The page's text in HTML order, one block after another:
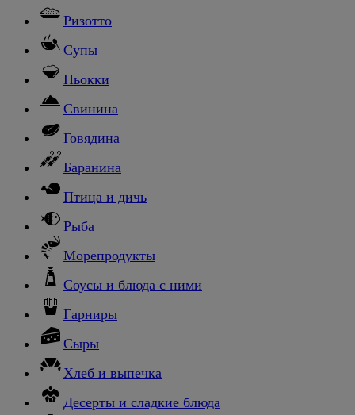
Ризотто
Супы
Ньокки
Свинина
Говядина
Баранина
Птица и дичь
Рыба
Морепродукты
Соусы и блюда с ними
Гарниры
Сыры
Хлеб и выпечка
Десерты и сладкие блюда